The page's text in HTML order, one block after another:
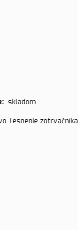
skladom
Tesnenie zotrvačníka